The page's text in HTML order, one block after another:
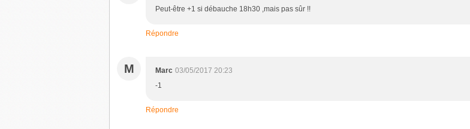
Peut-être +1 si débauche 18h30 ,mais pas sûr !!
Répondre
M Marc 03/05/2017 20:23
-1
Répondre